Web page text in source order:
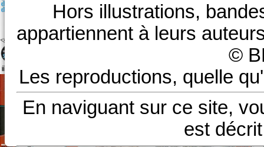
Hors illustrations,
appartiennent à leurs
©
Les reproductions, quelle
En naviguant sur ce site,
est